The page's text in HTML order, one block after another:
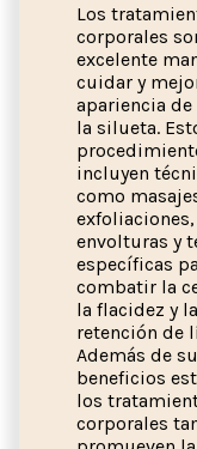
Los
corporales
excelente
cuidar y
apariencia
la silueta.
incluyen
como
exfoliaciones,
envolturas y
específicas
combatir la
la flacidez y la
retención de
Además de
beneficios
los
corporales